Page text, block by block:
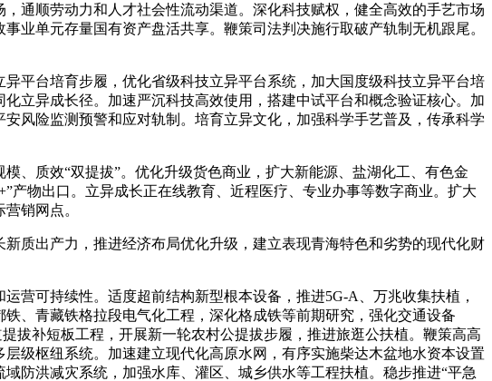
通顺劳动力和人才社会性流动渠道。深化科技赋权，健全高效的手艺市场
业单元存量国有资产盘活共享。鞭策司法判决施行取破产轨制无机跟尾。
台培育步履，优化省级科技立异平台系统，加大国度级科技立异平台培
立异成长径。加速严沉科技高效使用，搭建中试平台和概念验证核心。加
风险监测预警和应对轨制。培育立异文化，加强科学手艺普及，传承科学
质效“双提拔”。优化升级货色商业，扩大新能源、盐湖化工、有色金
产物出口。立异成长正在线教育、近程医疗、专业办事等数字商业。扩大
销网点。
出产力，推进经济布局优化升级，建立表现青海特色和劣势的现代化财
可持续性。适度超前结构新型根本设备，推进5G-A、万兆收集扶植，
、青藏铁格拉段电气化工程，深化格成铁等前期研究，强化交通设备
拔补短板工程，开展新一轮农村公提拔步履，推进旅逛公扶植。鞭策高高
级枢纽系统。加速建立现代化高原水网，有序实施柴达木盆地水资本设置
防洪减灾系统，加强水库、灌区、城乡供水等工程扶植。稳步推进“平急